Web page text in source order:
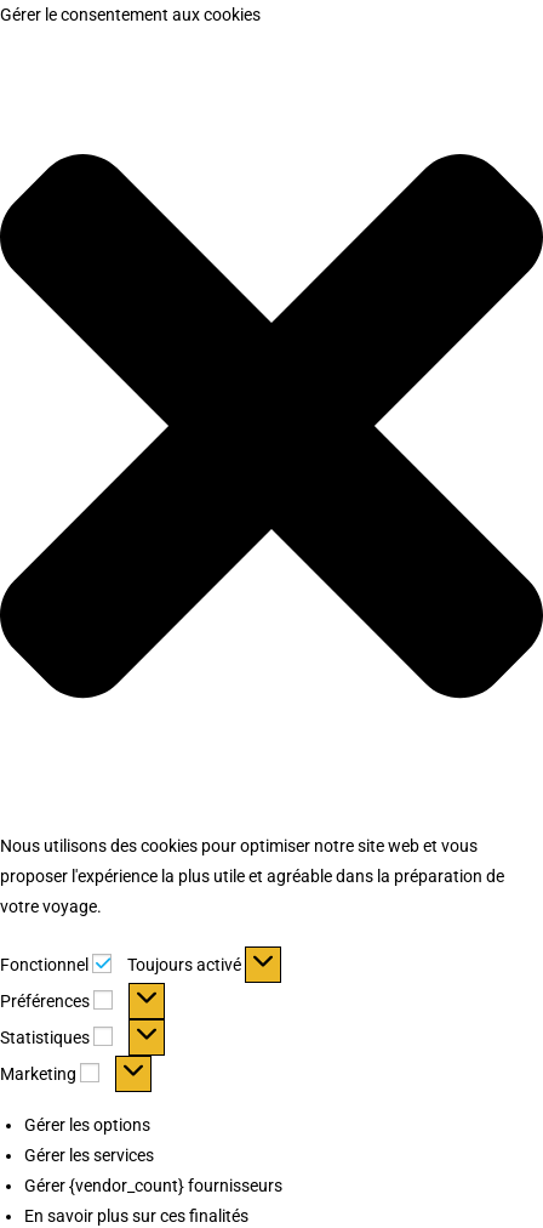
Gérer le consentement aux cookies
Nous utilisons des cookies pour optimiser notre site web et vous
proposer l'expérience la plus utile et agréable dans la préparation de
votre voyage.
Fonctionnel Fonctionnel
Toujours activé
Préférences
Préférences
Statistiques Statistiques
Marketing Marketing
Gérer les options
Gérer les services
Gérer {vendor_count} fournisseurs
En savoir plus sur ces finalités